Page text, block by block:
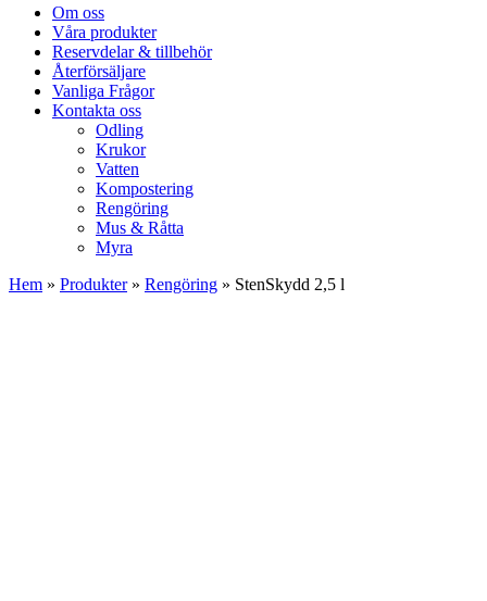
Om oss
Våra produkter
Reservdelar & tillbehör
Återförsäljare
Vanliga Frågor
Kontakta oss
Odling
Krukor
Vatten
Kompostering
Rengöring
Mus & Råtta
Myra
Hem » Produkter» Rengöring » StenSkydd 2,5 l